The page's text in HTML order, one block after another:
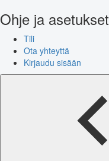
Ohje ja asetukset
Tili
Ota yhteyttä
Kirjaudu sisään